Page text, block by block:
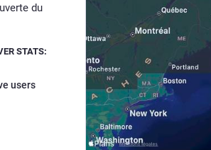
du
STATS:
users